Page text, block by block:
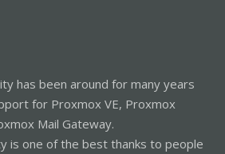
has been around for many years
for Proxmox VE, Proxmox
Mail Gateway.
is one of the best thanks to people